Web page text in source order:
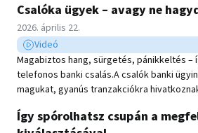
Csalóka ügyek – avagy ne
Közzétéve:
2026. április 22.
Videó
Videó típusú hír
Magabiztos hang, sürgetés, pánikkeltés –
telefonos banki csalás.A csalók banki
magukat, gyanús tranzakciókra
megtudhatod, melyek azok a mondatok,
Így spórolhatsz csupán a